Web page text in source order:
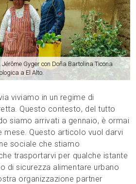
Gyger con Doña Bartolina Ticona
a El Alto.
viviamo in un regime di
Questo contesto, del tutto
siamo arrivati a gennaio, è ormai
mese. Questo articolo vuol darvi
sociale che stiamo
trasportarvi per qualche istante
di sicurezza alimentare urbano
organizzazione partner